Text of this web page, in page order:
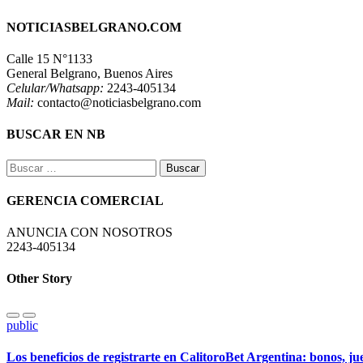
NOTICIASBELGRANO.COM
Calle 15 N°1133
General Belgrano, Buenos Aires
Celular/Whatsapp: 2243-405134
Mail: contacto@noticiasbelgrano.com
BUSCAR EN NB
Buscar:
GERENCIA COMERCIAL
ANUNCIA CON NOSOTROS
2243-405134
Other Story
public
Los beneficios de registrarte en CalitoroBet Argentina: bonos,